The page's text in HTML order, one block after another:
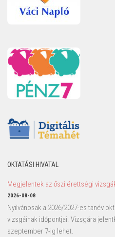
OKTATÁSI HIVATAL
Megjelentek az őszi érettségi
2026-08-08
Nyilvánosak a 2026/2027-es tanév
vizsgáinak időpontjai. Vizsgára
szeptember 7-ig lehet.